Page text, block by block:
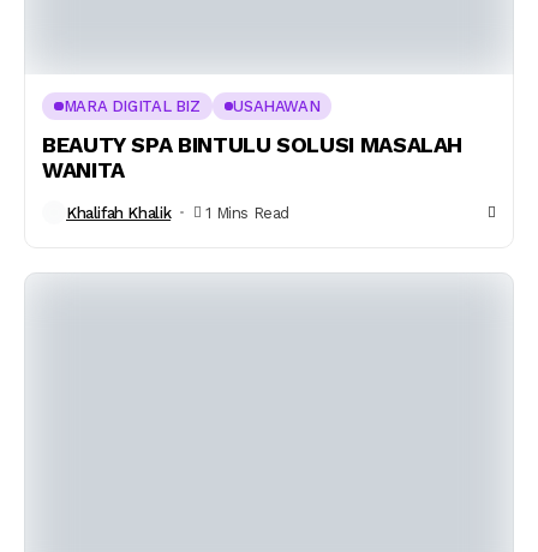
MARA DIGITAL BIZ USAHAWAN
BEAUTY SPA BINTULU SOLUSI MASALAH
WANITA
Khalifah Khalik 1 Mins Read